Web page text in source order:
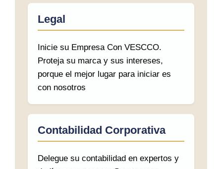
Legal
Inicie su Empresa Con VESCCO.
Proteja su marca y sus intereses,
porque el mejor lugar para iniciar es
con nosotros
Contabilidad Corporativa
Delegue su contabilidad en expertos y